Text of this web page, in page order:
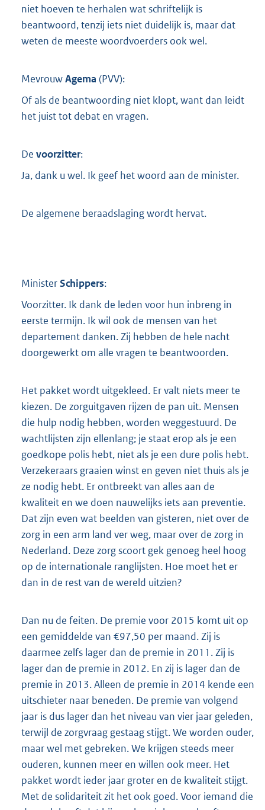
niet hoeven te herhalen wat schriftelijk is
beantwoord, tenzij iets niet duidelijk is, maar dat
weten de meeste woordvoerders ook wel.
MevrouwAgema (PVV):
Of als de beantwoording niet klopt, want dan leidt
het juist tot debat en vragen.
De voorzitter:
Ja, dank u wel. Ik geef het woord aan de minister.
De algemene beraadslaging wordt hervat.
MinisterSchippers:
Voorzitter. Ik dank de leden voor hun inbreng in
eerste termijn. Ik wil ook de mensen van het
departement danken. Zij hebben de hele nacht
doorgewerkt om alle vragen te beantwoorden.
Het pakket wordt uitgekleed. Er valt niets meer te
kiezen. De zorguitgaven rijzen de pan uit. Mensen
die hulp nodig hebben, worden weggestuurd. De
wachtlijsten zijn ellenlang; je staat erop als je een
goedkope polis hebt, niet als je een dure polis hebt.
Verzekeraars graaien winst en geven niet thuis als je
ze nodig hebt. Er ontbreekt van alles aan de
kwaliteit en we doen nauwelijks iets aan preventie.
Dat zijn even wat beelden van gisteren, niet over de
zorg in een arm land ver weg, maar over de zorg in
Nederland. Deze zorg scoort gek genoeg heel hoog
op de internationale ranglijsten. Hoe moet het er
dan in de rest van de wereld uitzien?
Dan nu de feiten. De premie voor 2015 komt uit op
een gemiddelde van €97,50 per maand. Zij is
daarmee zelfs lager dan de premie in 2011. Zij is
lager dan de premie in 2012. En zij is lager dan de
premie in 2013. Alleen de premie in 2014 kende een
uitschieter naar beneden. De premie van volgend
jaar is dus lager dan het niveau van vier jaar geleden,
terwijl de zorgvraag gestaag stijgt. We worden ouder,
maar wel met gebreken. We krijgen steeds meer
ouderen, kunnen meer en willen ook meer. Het
pakket wordt ieder jaar groter en de kwaliteit stijgt.
Met de solidariteit zit het ook goed. Voor iemand die